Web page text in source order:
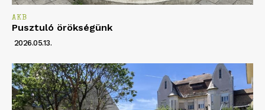
AKB
Pusztuló örökségünk
2026.05.13.